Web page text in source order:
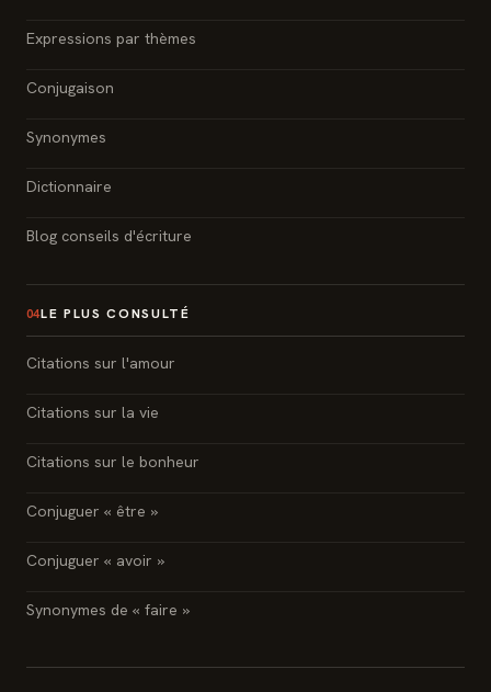
Expressions par thèmes
Conjugaison
Synonymes
Dictionnaire
Blog conseils d'écriture
04LE PLUS CONSULTÉ
Citations sur l'amour
Citations sur la vie
Citations sur le bonheur
Conjuguer « être »
Conjuguer « avoir »
Synonymes de « faire »